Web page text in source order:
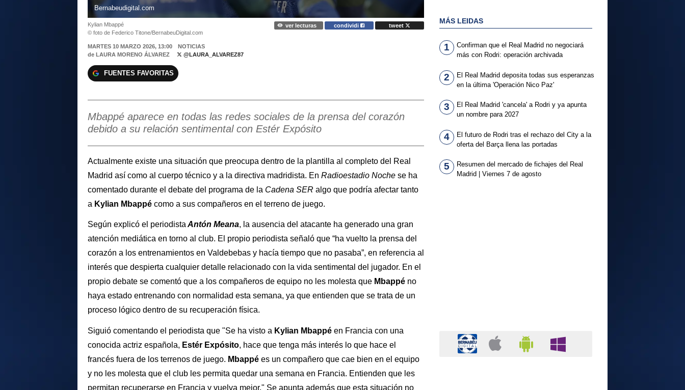
Bernabeudigital.com
Kylian Mbappé
© foto de Federico Titone/BernabeuDigital.com
ver lecturas condividi tweet
MARTES 10 MARZO 2026, 13:00
NOTICIAS
de LAURA MORENO ÁLVAREZ @LAURA_ALVAREZ87
FUENTES FAVORITAS
Mbappé aparece en todas las redes sociales de la prensa del corazón
debido a su relación sentimental con Estér Expósito
Actualmente existe una situación que preocupa dentro de la plantilla al completo del Real
Madrid así como al cuerpo técnico y a la directiva madridista. En Radioestadio Noche se ha
comentado durante el debate del programa de la Cadena SER algo que podría afectar tanto
a Kylian Mbappé como a sus compañeros en el terreno de juego.
Según explicó el periodista Antón Meana, la ausencia del atacante ha generado una gran
atención mediática en torno al club. El propio periodista señaló que “ha vuelto la prensa del
corazón a los entrenamientos en Valdebebas y hacía tiempo que no pasaba”, en referencia al
interés que despierta cualquier detalle relacionado con la vida sentimental del jugador. En el
propio debate se comentó que a los compañeros de equipo no les molesta que Mbappé no
haya estado entrenando con normalidad esta semana, ya que entienden que se trata de un
proceso lógico dentro de su recuperación física.
Siguió comentando el periodista que "Se ha visto a Kylian Mbappé en Francia con una
conocida actriz española, Estér Expósito, hace que tenga más interés lo que hace el
francés fuera de los terrenos de juego. Mbappé es un compañero que cae bien en el equipo
y no les molesta que el club les permita quedar una semana en Francia. Entienden que les
permitan recuperarse en Francia y vuelva mejor." Se apunta además que esta situación no
MÁS LEIDAS
1
Confirman que el Real Madrid no negociará
más con Rodri: operación archivada
2
El Real Madrid deposita todas sus esperanzas
en la última 'Operación Nico Paz'
3
El Real Madrid 'cancela' a Rodri y ya apunta
un nombre para 2027
4
El futuro de Rodri tras el rechazo del City a la
oferta del Barça llena las portadas
5
Resumen del mercado de fichajes del Real
Madrid | Viernes 7 de agosto